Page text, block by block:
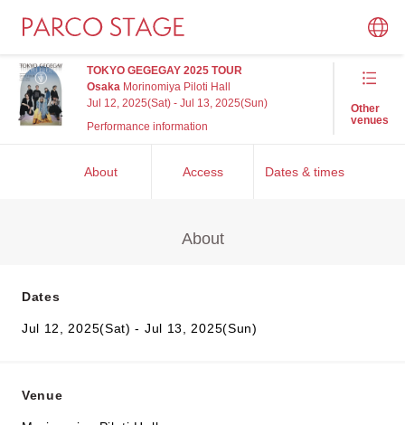
TOKYO GEGEGAY 2025 TOUR
Osaka Morinomiya Piloti Hall
Jul 12, 2025(Sat) - Jul 13, 2025(Sun)
Performance information
Other
venues
About Access Dates & times
About
Dates
Jul 12, 2025(Sat) - Jul 13, 2025(Sun)
Venue